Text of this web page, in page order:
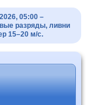
05:00 –
разряды, ливни
15–20 м/с.